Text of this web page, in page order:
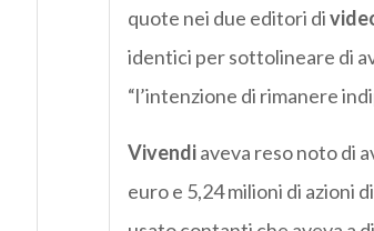
quote nei due editori di
identici per sottolineare di
“l’intenzione di rimanere
Vivendiaveva reso noto di
euro e 5,24 milioni di azioni di